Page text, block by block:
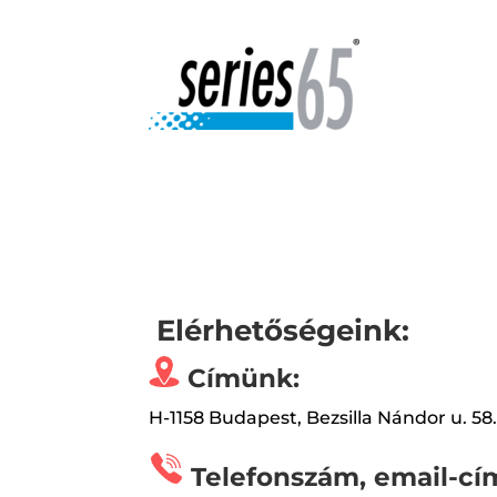
Elérhetőségeink:
Címünk:
H-1158 Budapest, Bezsilla Nándor u. 58.
Telefonszám, email-